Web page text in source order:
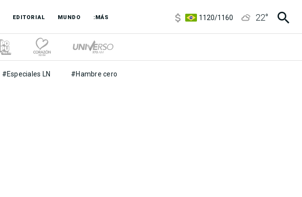
EDITORIAL MUNDO :MÁS
1120/1160
22°
#Especiales LN #Hambre cero